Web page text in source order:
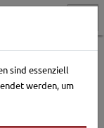
wählen
sind essenziell
werden, um